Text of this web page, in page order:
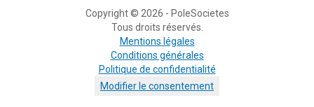
Copyright © 2026 - PoleSocietes
Tous droits réservés.
Mentions légales
Conditions générales
Politique de confidentialité
Modifier le consentement